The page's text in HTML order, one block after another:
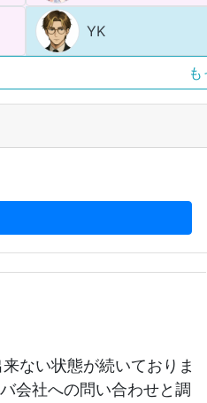
YK
ない状態が続いておりま
会社への問い合わせと調